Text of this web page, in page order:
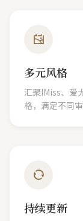
多元风格
汇聚IMiss、爱
格，满足不同
持续更新